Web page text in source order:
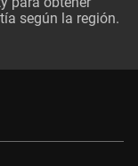
según la región.